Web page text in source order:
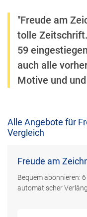
"Freude am
tolle
59
auch alle
Motive und
Alle Angebote für
Vergleich
Freude am
Bequem abonnieren:
automatischer